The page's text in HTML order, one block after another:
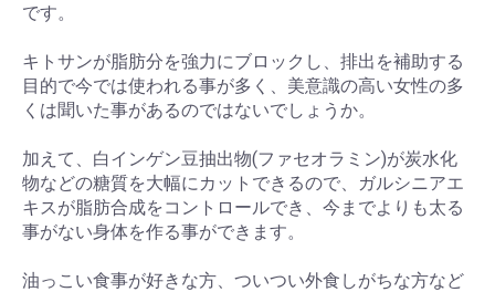
です。
キトサンが脂肪分を強力にブロックし、排出を補助する
目的で今では使われる事が多く、美意識の高い女性の多
くは聞いた事があるのではないでしょうか。
加えて、白インゲン豆抽出物(ファセオラミン)が炭水化
物などの糖質を大幅にカットできるので、ガルシニアエ
キスが脂肪合成をコントロールでき、今までよりも太る
事がない身体を作る事ができます。
油っこい食事が好きな方、ついつい外食しがちな方など